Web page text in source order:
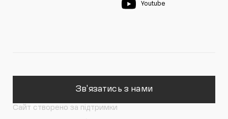
Youtube
Зв'язатись з нами
Сайт створено за підтримки